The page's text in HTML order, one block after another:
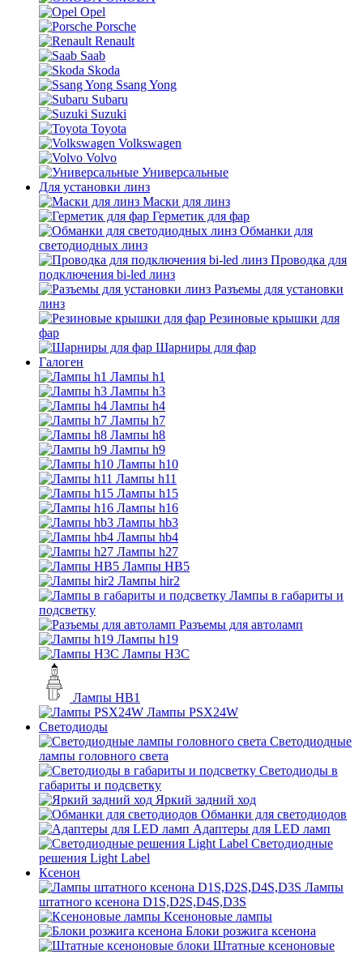
Opel
Porsche
Renault
Saab
Skoda
Ssang Yong
Subaru
Suzuki
Toyota
Volkswagen
Volvo
Универсальные
Для установки линз
Маски для линз
Герметик для фар
Обманки для
светодиодных линз
Проводка для
подключения bi-led линз
Разъемы для установки
линз
Резиновые крышки для
фар
Шарниры для фар
Галоген
Лампы h1
Лампы h3
Лампы h4
Лампы h7
Лампы h8
Лампы h9
Лампы h10
Лампы h11
Лампы h15
Лампы h16
Лампы hb3
Лампы hb4
Лампы h27
Лампы HB5
Лампы hir2
Лампы в габариты и
подсветку
Разъемы для автоламп
Лампы h19
Лампы H3C
Лампы HB1
Лампы PSX24W
Светодиоды
Светодиодные
лампы головного света
Светодиоды в
габариты и подсветку
Яркий задний ход
Обманки для светодиодов
Адаптеры для LED ламп
Светодиодные
решения Light Label
Ксенон
Лампы
штатного ксенона D1S,D2S,D4S,D3S
Ксеноновые лампы
Блоки розжига ксенона
Штатные ксеноновые